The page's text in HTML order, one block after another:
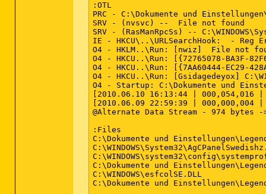
:OTL
PRC - C:\Dokumente und
SRV - (nvsvc) --  File not found
SRV - (RasManRpcSs) --
IE - HKCU\..\URLSearchHook:  -
O4 - HKLM..\Run: [nwiz]  File not
O4 - HKCU..\Run: [{72765078-BA3F-
O4 - HKCU..\Run: [{7AA60444-EC29-
O4 - HKCU..\Run: [Gsidagedeyox]
O4 - Startup: C:\Dokumente und
[2010.06.10 16:13:44 | 000,054,016
[2010.06.09 22:59:39 | 000,000,004
@Alternate Data Stream - 974 bytes ->
:Files
C:\Dokumente und
C:\Dokumente und
C:\WINDOWS\esfcolSE.DLL
C:\Dokumente und